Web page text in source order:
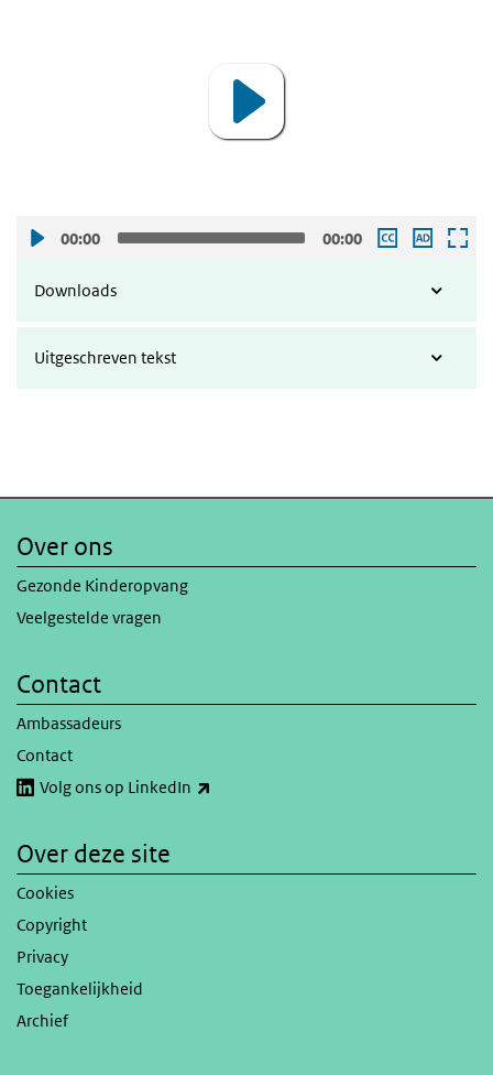
00:00 00:00
Downloads
Uitgeschreven tekst
Over ons
Gezonde Kinderopvang
Veelgestelde vragen
Contact
Ambassadeurs
Contact
Volg ons op LinkedIn
Over deze site
Cookies
Copyright
Privacy
Toegankelijkheid
Archief